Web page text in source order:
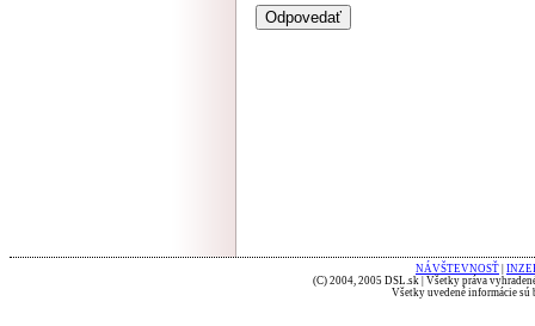
NÁVŠTEVNOSŤ
(C) 2004, 2005 DSL.sk | Všetky práva
Všetky uvedené informácie sú